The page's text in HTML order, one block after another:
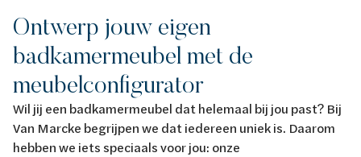
Ontwerp jouw eigen
badkamermeubel met de
meubelconfigurator
Wil jij een badkamermeubel dat helemaal bij jou past? Bij
Van Marcke begrijpen we dat iedereen uniek is. Daarom
hebben we iets speciaals voor jou: onze